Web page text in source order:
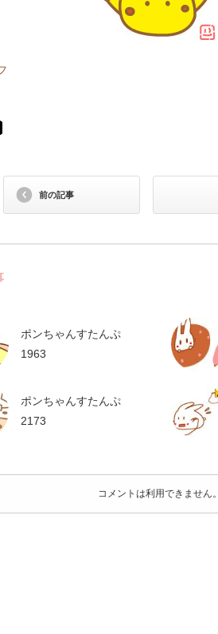
前の記事
ポンちゃんすたんぷ
1963
ポンちゃんすたんぷ
2173
コメントは利用できません。